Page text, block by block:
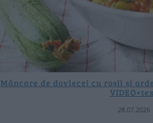
Mâncare de dovlecei cu roșii și
28.07.2026